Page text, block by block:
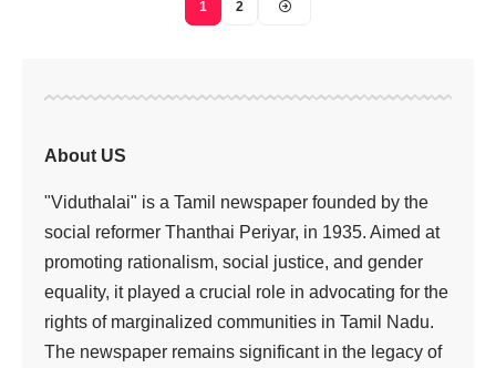
1 2
About US
"Viduthalai" is a Tamil newspaper founded by the
social reformer Thanthai Periyar, in 1935. Aimed at
promoting rationalism, social justice, and gender
equality, it played a crucial role in advocating for the
rights of marginalized communities in Tamil Nadu.
The newspaper remains significant in the legacy of